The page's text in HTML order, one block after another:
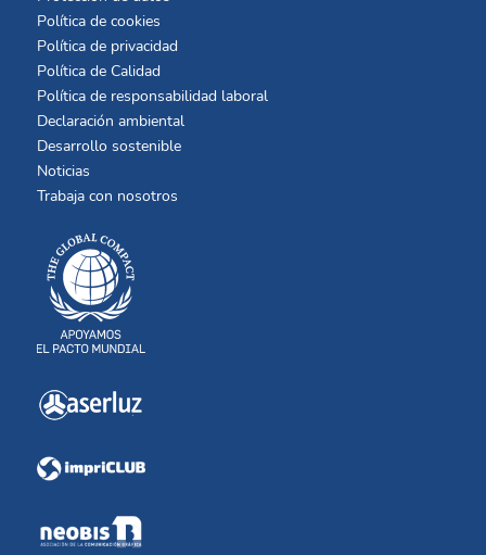
Política de cookies
Política de privacidad
Política de Calidad
Política de responsabilidad laboral
Declaración ambiental
Desarrollo sostenible
Noticias
Trabaja con nosotros